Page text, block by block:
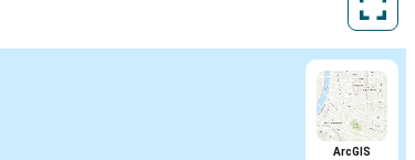
ArcGIS